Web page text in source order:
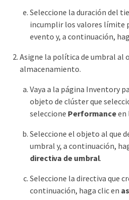
Seleccione la duración del
incumplir los valores límite
evento y, a continuación,
Asigne la política de umbral al
almacenamiento.
Vaya a la página Inventory
objeto de clúster que
seleccione Performanceen
Seleccione el objeto al que
umbral y, a continuación,
directiva de umbral.
Seleccione la directiva que
continuación, haga clic en